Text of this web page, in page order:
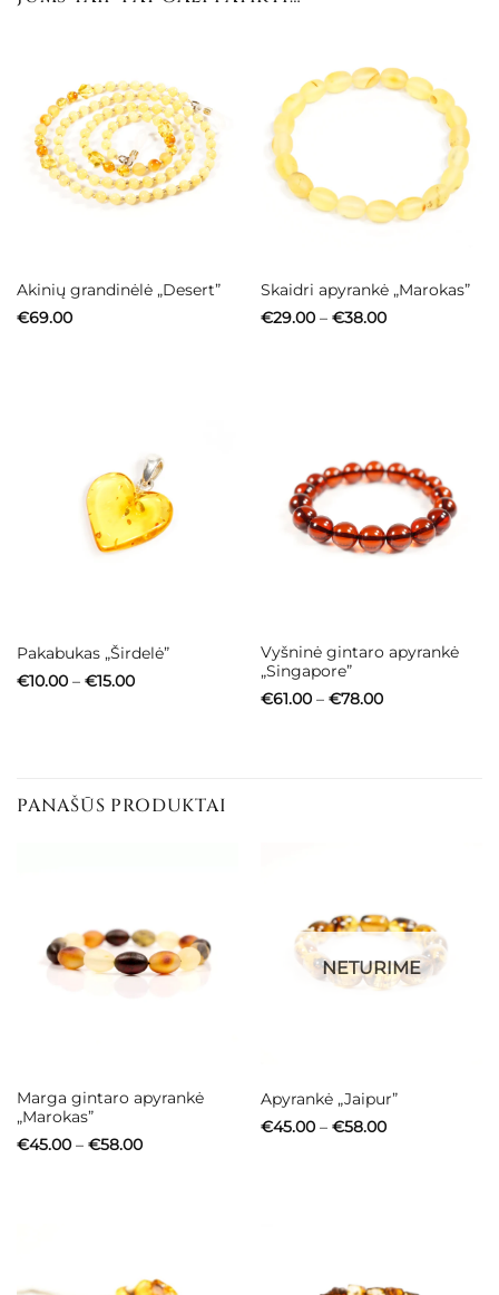
Akinių grandinėlė „Desert”
€69.00
Skaidri apyrankė „Marokas”
€29.00 – €38.00Price
Pakabukas „Širdelė”
€10.00 – €15.00Price
Vyšninė gintaro apyrankė
„Singapore”
€61.00 – €78.00Price
PANAŠŪS PRODUKTAI
Marga gintaro apyrankė
„Marokas”
€45.00 – €58.00Price
NETURIME
Apyrankė „Jaipur”
€45.00 – €58.00Price